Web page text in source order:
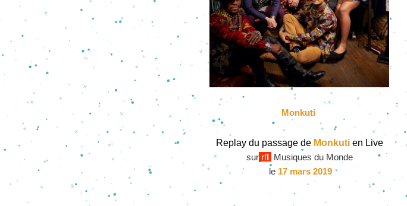
Monkuti
Replay du passage de Monkuti en Live
sur rfI Musiques du Monde
le 17 mars 2019